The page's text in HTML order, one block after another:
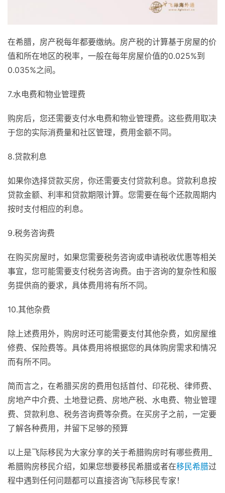
在希腊，房产税每年都要缴纳。房产税的计算基于房屋的价
值和所在地区的税率，一般在每年房屋价值的0.025%到
0.035%之间。
7.水电费和物业管理费
购房后，您还需要支付水电费和物业管理费。这些费用取决
于您的实际消费量和社区管理，费用金额不同。
8.贷款利息
如果你选择贷款买房，你还需要支付贷款利息。贷款利息按
贷款金额、利率和贷款期限计算。您需要在每个还款周期内
按时支付相应的利息。
9.税务咨询费
在购买房屋时，如果您需要税务咨询或申请税收优惠等相关
事宜，您可能需要支付税务咨询费。由于咨询的复杂性和服
务提供商的要求，具体费用将有所不同。
10.其他杂费
除上述费用外，购房时还可能需要支付其他杂费，如房屋维
修费、保险费等。具体费用将根据您的具体购房需求和情况
而有所不同。
简而言之，在希腊买房的费用包括首付、印花税、律师费、
房地产中介费、土地登记费、房地产税、水电费、物业管理
费、贷款利息、税务咨询费等杂费。在买房子之前，一定要
了解各种费用，并留下足够的预算
以上是飞际移民为大家分享的关于希腊购房时有哪些费用_
希腊购房移民介绍，如果您想要移民希腊或者在移民希腊过
程中遇到任何问题都可以直接咨询飞际移民专家！